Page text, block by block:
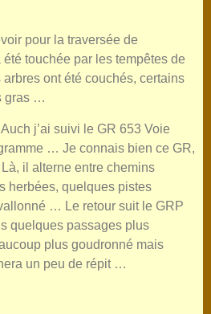
pour la traversée de
touchée par les tempêtes de
arbres ont été couchés, certains
gras …
j’ai suivi le GR 653 Voie
… Je connais bien ce GR,
il alterne entre chemins
herbées, quelques pistes
… Le retour suit le GRP
quelques passages plus
plus goudronné mais
un peu de répit …